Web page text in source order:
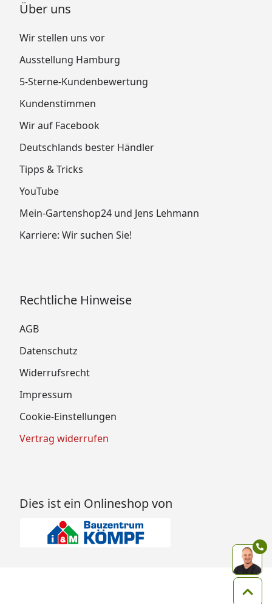
Über uns
Wir stellen uns vor
Ausstellung Hamburg
5-Sterne-Kundenbewertung
Kundenstimmen
Wir auf Facebook
Deutschlands bester Händler
Tipps & Tricks
YouTube
Mein-Gartenshop24 und Jens Lehmann
Karriere: Wir suchen Sie!
Rechtliche Hinweise
AGB
Datenschutz
Widerrufsrecht
Impressum
Cookie-Einstellungen
Vertrag widerrufen
Dies ist ein Onlineshop von